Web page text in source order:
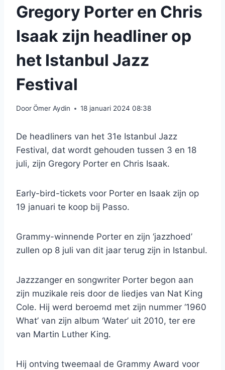
Gregory Porter en Chris
Isaak zijn headliner op
het Istanbul Jazz
Festival
DoorÖmer Aydin 18 januari 2024 08:38
De headliners van het 31e Istanbul Jazz
Festival, dat wordt gehouden tussen 3 en 18
juli, zijn Gregory Porter en Chris Isaak.
Early-bird-tickets voor Porter en Isaak zijn op
19 januari te koop bij Passo.
Grammy-winnende Porter en zijn ‘jazzhoed’
zullen op 8 juli van dit jaar terug zijn in Istanbul.
Jazzzanger en songwriter Porter begon aan
zijn muzikale reis door de liedjes van Nat King
Cole. Hij werd beroemd met zijn nummer ‘1960
What’ van zijn album ‘Water’ uit 2010, ter ere
van Martin Luther King.
Hij ontving tweemaal de Grammy Award voor